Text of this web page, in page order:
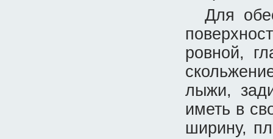
Для
ровной,
лыжи,
иметь в
ширину,